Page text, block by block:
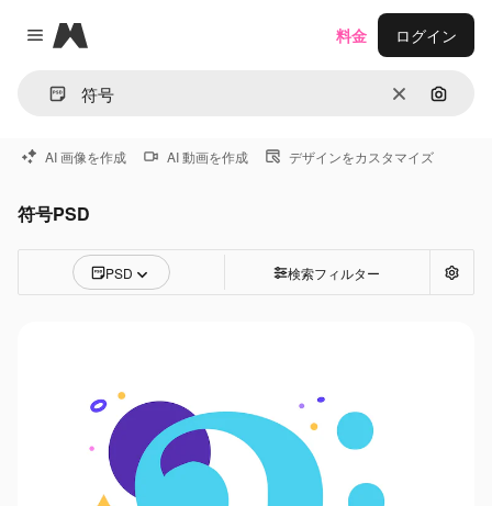
Close menu
Magnific
消去 画像で
料金 ログイン
AI 画像を作成 AI 動画を作成 デザインをカスタマイズ
符号PSD
PSD 検索フィルター